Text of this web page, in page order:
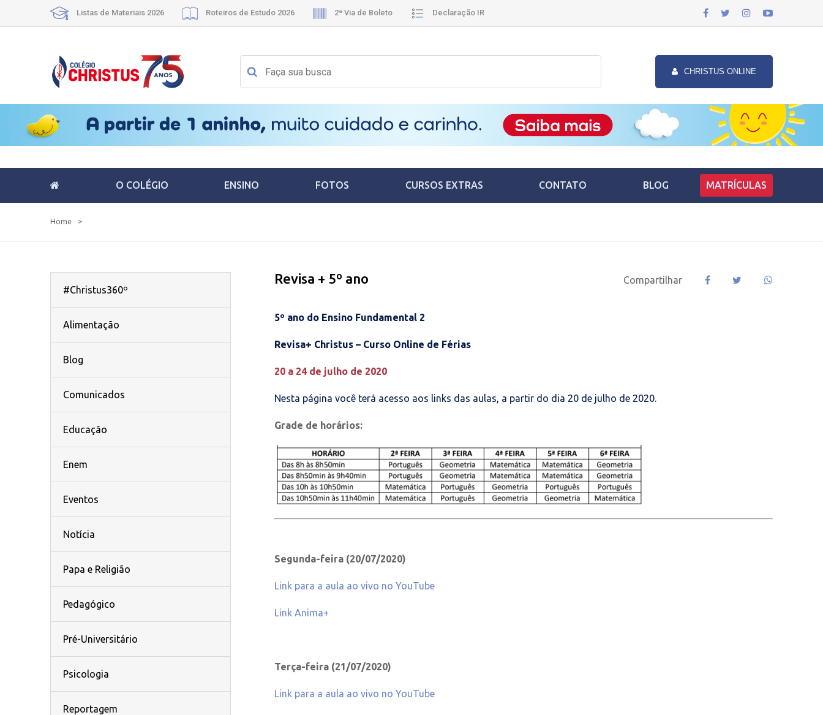
Listas de Materiais 2026 Roteiros de Estudo 2026 2ª Via de Boleto Declaração IR
CHRISTUS ONLINE
O COLÉGIO ENSINO FOTOS CURSOS EXTRAS CONTATO BLOG MATRÍCULAS
Home >
#Christus360º
Alimentação
Blog
Comunicados
Educação
Enem
Eventos
Notícia
Papa e Religião
Pedagógico
Pré-Universitário
Psicologia
Reportagem
Revisa + 5º ano Compartilhar
5º ano do Ensino Fundamental 2
Revisa+ Christus – Curso Online de Férias
20 a 24 de julho de 2020
Nesta página você terá acesso aos links das aulas, a partir do dia 20 de julho de 2020.
Grade de horários:
Segunda-feira (20/07/2020)
Link para a aula ao vivo no YouTube
Link Anima+
Terça-feira (21/07/2020)
Link para a aula ao vivo no YouTube